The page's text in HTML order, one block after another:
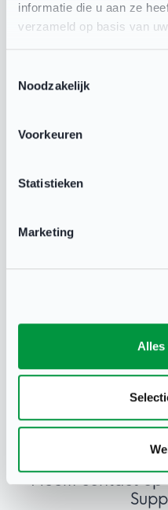
informatie die u aan ze
verzameld op basis van
Noodzakelijk
Voorkeuren
Statistieken
Marketing
Alles
Sportvrouw
Sportmeisje
Sportploeg
Heb je
Neem contact op